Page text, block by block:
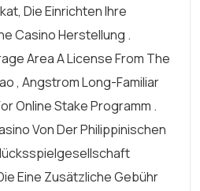
Die Einrichten Ihre
Casino Herstellung .
Area A License From The
, Angstrom Long-Familiar
Online Stake Programm .
Von Der Philippinischen
Eine Zusätzliche Gebühr